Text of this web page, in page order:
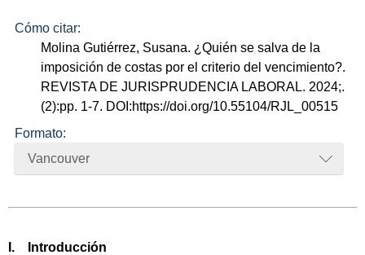
Cómo citar:
Molina Gutiérrez, Susana. ¿Quién se salva de la
imposición de costas por el criterio del vencimiento?.
REVISTA DE JURISPRUDENCIA LABORAL. 2024;.
(2):pp. 1-7. DOI:https://doi.org/10.55104/RJL_00515
Formato:
Vancouver
I. Introducción